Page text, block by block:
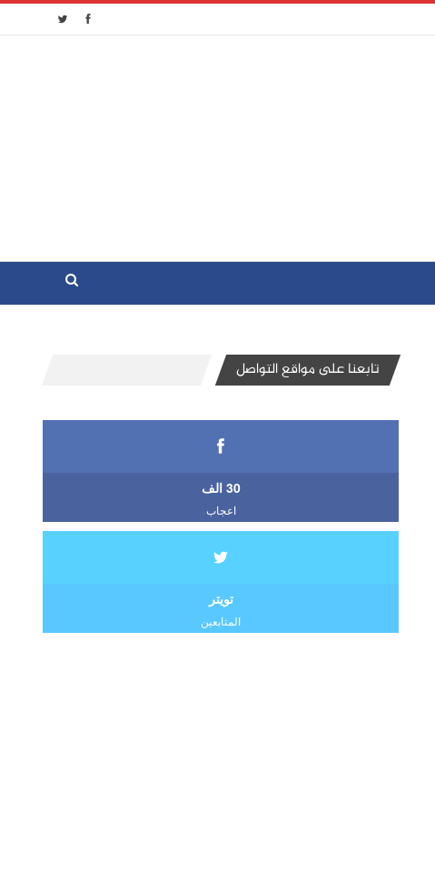
تابعنا على مواقع التواصل
30 الف
اعجاب
تويتر
المتابعين